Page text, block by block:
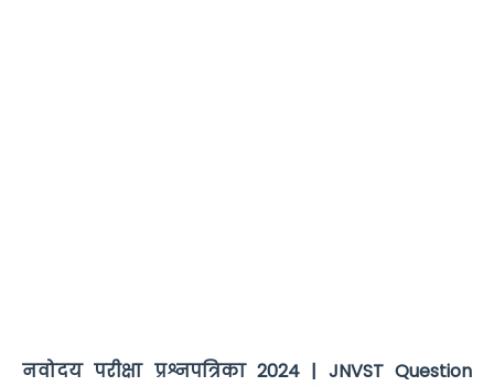
नवोदय परीक्षा प्रश्नपत्रिका 2024 | JNVST Question